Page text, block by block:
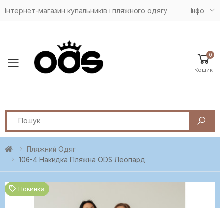
Інтернет-магазин купальників і пляжного одягу Iнфо
Toggle mobile menu
0
Кошик
Search
Пляжний Одяг
106-4 Накидка Пляжна ODS Леопард
Новинка